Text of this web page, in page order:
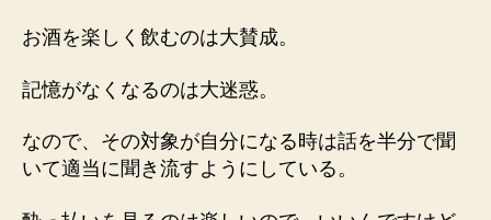
お酒を楽しく飲むのは大賛成。
記憶がなくなるのは大迷惑。
なので、その対象が自分になる時は話を半分で聞
いて適当に聞き流すようにしている。